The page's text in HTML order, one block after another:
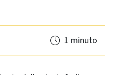
1 minuto